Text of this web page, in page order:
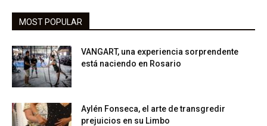
MOST POPULAR
VANGART, una experiencia sorprendente
está naciendo en Rosario
Aylén Fonseca, el arte de transgredir
prejuicios en su Limbo